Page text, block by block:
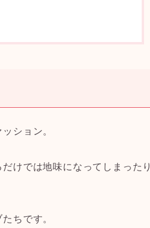
ション。
けでは地味になってしまったり
ちです。